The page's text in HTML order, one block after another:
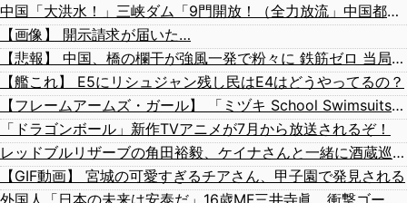
中国「大洪水！」三峡ダム「9門開放！（全力放流」中国都市「三峡沿線の道路水没」中国政府「高速道路封鎖！」中国ダム「緊急放流に合わせて開門（土砂崩れ発生」→
【画像】 開示請求が届いた…
【悲報】 中国、橋の欄干が強風一発で粉々に 鉄筋ゼロ 当局「接着剤でくっつけただけ」「正常で、品質問題はない」
【艦これ】 E5にリシュジャン残し民はE4はどうやってるの？
【フレームアームズ・ガール】 「ミヅキ School Swimsuits ホワイトVer.」プラモデル【10日予約開始】
「ドラゴンボール」新作TVアニメが7月から放送されるぞ！
レッドブルリザーブの角田裕毅、ケイナさんと一緒に酒蔵巡りをしている模様
【GIF動画】 宮城の可愛すぎるチアさん、甲子園で発見される
外国人「日本の未来は安泰だ」16歳MF三井寺眞、衝撃ゴール！久保建英超え歴代2位の記録！3得点に絡む活躍で海外絶賛！【海外の反応】